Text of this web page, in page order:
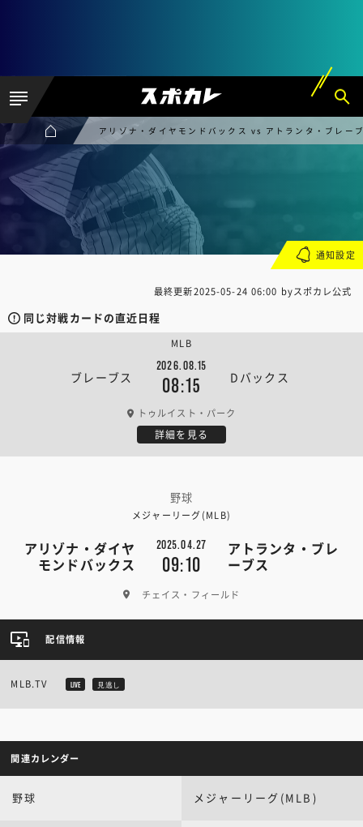
アリゾナ・ダイヤモンドバックス vs アトランタ・ブレー
最終更新2025-05-24 06:00 byスポカレ公式
同じ対戦カードの直近日程
ブレーブス
2026.08.15
08:15 Dバックス
MLB
トゥルイスト・パーク
詳細を見る
野球
メジャーリーグ(MLB)
アリゾナ・ダイヤ
モンドバックス
2025.04.27
09:10
アトランタ・ブレ
ーブス
チェイス・フィールド
通知設定
配信情報
MLB.TV LIVE 見逃し
関連カレンダー
野球 メジャーリーグ(MLB)